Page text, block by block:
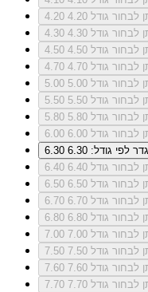
4.20
לבחור גודל 4.20
4.30
לבחור גודל 4.30
4.50
לבחור גודל 4.50
4.70
לבחור גודל 4.70
5.00
לבחור גודל 5.00
5.50
לבחור גודל 5.50
5.80
לבחור גודל 5.80
6.00
לבחור גודל 6.00
6.30
לפי גודל: 6.30
6.40
לבחור גודל 6.40
6.50
לבחור גודל 6.50
6.70
לבחור גודל 6.70
6.80
לבחור גודל 6.80
7.00
לבחור גודל 7.00
7.50
לבחור גודל 7.50
7.60
לבחור גודל 7.60
7.70
לבחור גודל 7.70